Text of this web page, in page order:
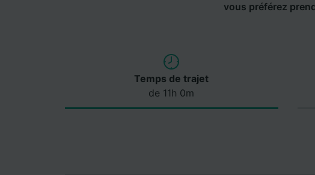
vous préférez
Temps de trajet
de 11h 0m